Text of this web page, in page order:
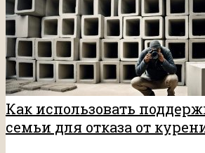
Как использовать
семьи для отказа от